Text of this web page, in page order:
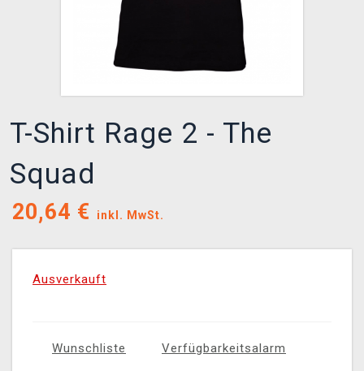
T-Shirt Rage 2 - The
Squad
20,64 € inkl. MwSt.
Ausverkauft
Wunschliste Verfügbarkeitsalarm